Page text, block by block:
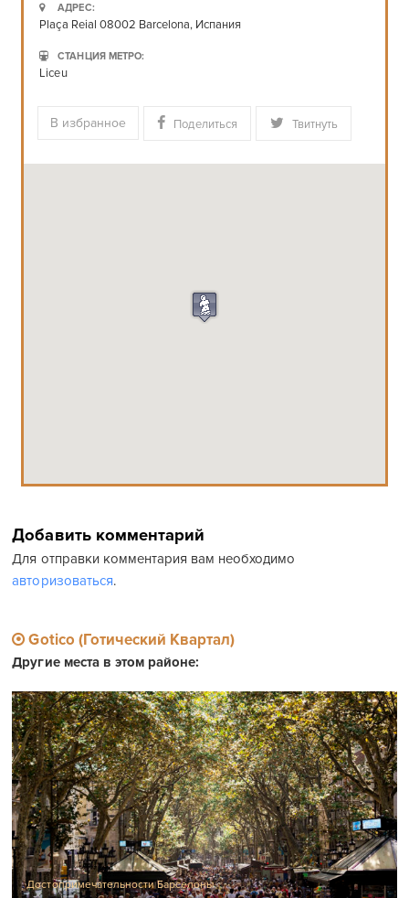
АДРЕС:
Plaça Reial 08002 Barcelona, Испания
СТАНЦИЯ МЕТРО:
Liceu
В избранное Поделиться Твитнуть
Добавить комментарий
Для отправки комментария вам необходимо
авторизоваться.
Gotico (Готический Квартал)
Другие места в этом районе:
Достопримечательности Барселоны